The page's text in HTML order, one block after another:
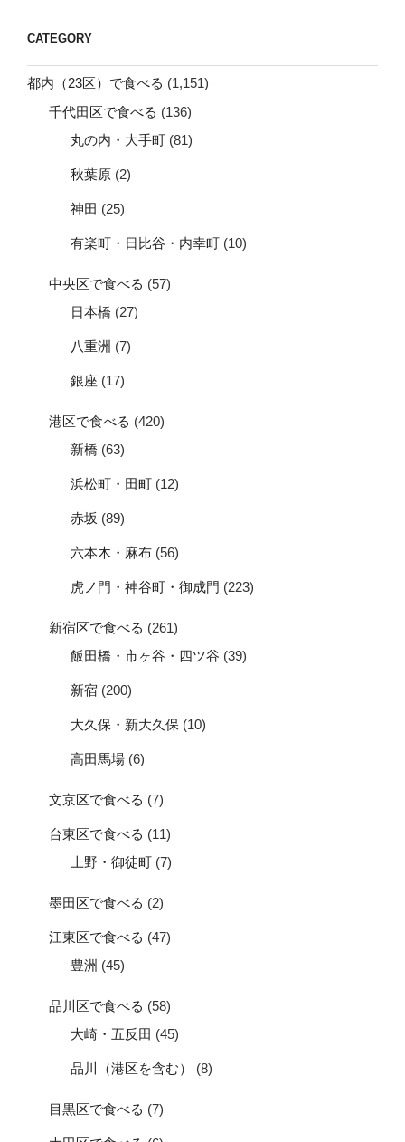
CATEGORY
都内（23区）で食べる (1,151)
千代田区で食べる (136)
丸の内・大手町 (81)
秋葉原 (2)
神田 (25)
有楽町・日比谷・内幸町 (10)
中央区で食べる (57)
日本橋 (27)
八重洲 (7)
銀座 (17)
港区で食べる (420)
新橋 (63)
浜松町・田町 (12)
赤坂 (89)
六本木・麻布 (56)
虎ノ門・神谷町・御成門 (223)
新宿区で食べる (261)
飯田橋・市ヶ谷・四ツ谷 (39)
新宿 (200)
大久保・新大久保 (10)
高田馬場 (6)
文京区で食べる (7)
台東区で食べる (11)
上野・御徒町 (7)
墨田区で食べる (2)
江東区で食べる (47)
豊洲 (45)
品川区で食べる (58)
大崎・五反田 (45)
品川（港区を含む） (8)
目黒区で食べる (7)